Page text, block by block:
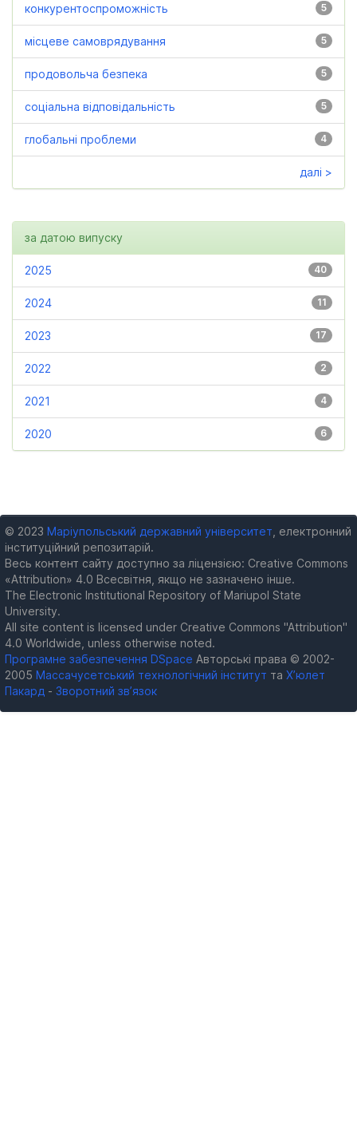
5
конкурентоспроможність
5
місцеве самоврядування
5
продовольча безпека
5
соціальна відповідальність
4
глобальні проблеми
далі >
за датою випуску
40
2025
11
2024
17
2023
2
2022
4
2021
6
2020
© 2023 Маріупольський державний університет , електронний
інституційний репозитарій.
Весь контент сайту доступно за ліцензією: Creative Commons
«Attribution» 4.0 Всесвітня, якщо не зазначено інше.
The Electronic Institutional Repository of Mariupol State
University.
All site content is licensed under Creative Commons "Attribution"
4.0 Worldwide, unless otherwise noted.
Програмне забезпечення DSpace Авторські права © 2002-
2005 Массачусетський технологічний інститут та Х’юлет
Пакард - Зворотний зв’язок